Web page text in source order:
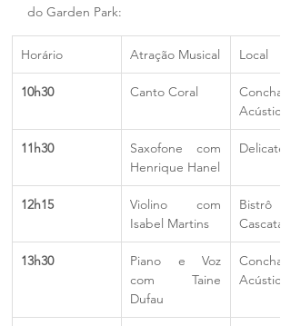
do Garden Park:
Horário Atração Musical Local
10h30 Canto Coral
Concha
Acústica
11h30
Saxofone com
Henrique Hanel
12h15
Violino com
Isabel Martins
Cascata
13h30
Piano e Voz
com Taine
Dufau
Concha
Acústica